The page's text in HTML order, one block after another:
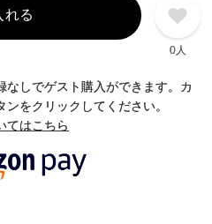
れる
0人
しでゲスト購入ができます。カ
をクリックしてください。
てはこちら